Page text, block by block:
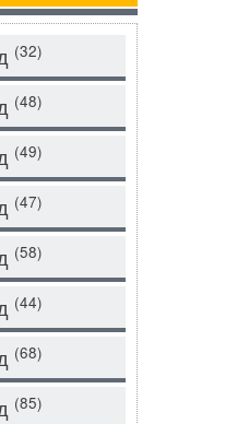
(32)
(48)
(49)
(47)
(58)
(44)
(68)
(85)